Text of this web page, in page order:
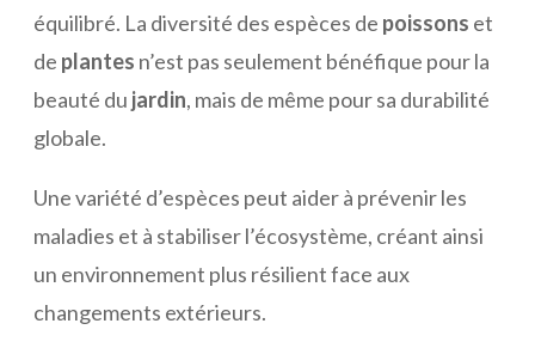
équilibré. La diversité des espèces de poissons et
de plantes n’est pas seulement bénéfique pour la
beauté du jardin, mais de même pour sa durabilité
globale.
Une variété d’espèces peut aider à prévenir les
maladies et à stabiliser l’écosystème, créant ainsi
un environnement plus résilient face aux
changements extérieurs.